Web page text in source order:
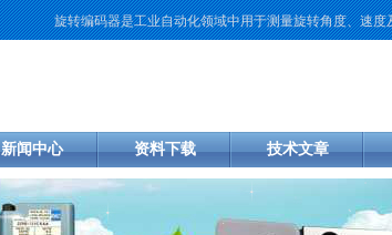
旋转编码器是工业自动化领域中用于测量旋转角度、速度及
新闻中心 资料下载 技术文章